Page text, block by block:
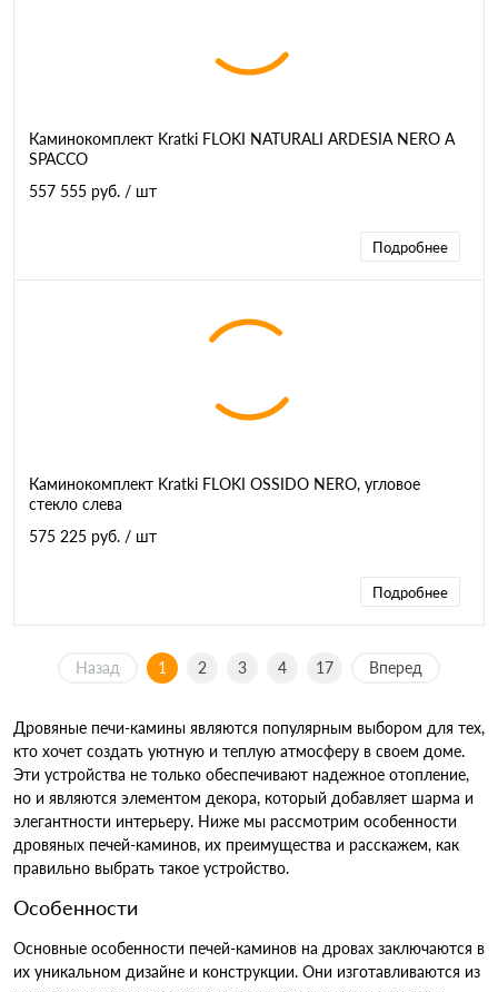
Каминокомплект Kratki FLOKI NATURALI ARDESIA NERO A
SPACCO
557 555 руб. / шт
Подробнее
Каминокомплект Kratki FLOKI OSSIDO NERO, угловое
стекло слева
575 225 руб. / шт
Подробнее
Назад 1 2 3 4 17 Вперед
Дровяные печи-камины являются популярным выбором для тех,
кто хочет создать уютную и теплую атмосферу в своем доме.
Эти устройства не только обеспечивают надежное отопление,
но и являются элементом декора, который добавляет шарма и
элегантности интерьеру. Ниже мы рассмотрим особенности
дровяных печей-каминов, их преимущества и расскажем, как
правильно выбрать такое устройство.
Особенности
Основные особенности печей-каминов на дровах заключаются в
их уникальном дизайне и конструкции. Они изготавливаются из